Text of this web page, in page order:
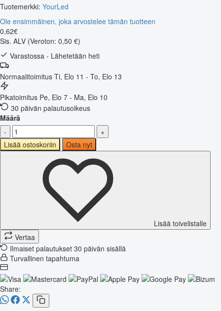
Tuotemerkki: YourLed
Ole ensimmäinen, joka arvostelee tämän tuotteen
0,62€
Sis. ALV (Veroton: 0,50 €)
Varastossa - Lähetetään heti
Normaalitoimitus Ti, Elo 11 - To, Elo 13
Pikatoimitus Pe, Elo 7 - Ma, Elo 10
30 päivän palautusoikeus
Määrä
-
+
Lisää ostoskoriin
Osta nyt
Lisää toivelistalle
Vertaa
Ilmaiset palautukset 30 päivän sisällä
Turvallinen tapahtuma
Share: